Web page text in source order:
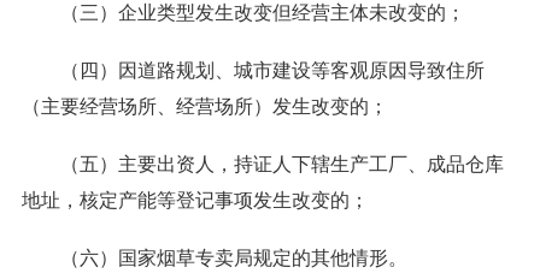
（三）企业类型发生改变但经营主体未改变的；
（四）因道路规划、城市建设等客观原因导致住所
（主要经营场所、经营场所）发生改变的；
（五）主要出资人，持证人下辖生产工厂、成品仓库
地址，核定产能等登记事项发生改变的；
（六）国家烟草专卖局规定的其他情形。